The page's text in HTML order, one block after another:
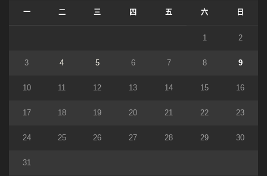
一 二 三 四 五 六 日
1 2
3 4 5 6 7 8 9
10 11 12 13 14 15 16
17 18 19 20 21 22 23
24 25 26 27 28 29 30
31